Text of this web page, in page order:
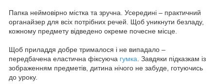
Папка неймовірно містка та зручна. Усередині – практичний
органайзер для всіх потрібних речей. Щоб уникнути безладу,
кожному предмету відведено окреме почесне місце.
Щоб приладдя добре трималося і не випадало –
передбачена еластична фіксуюча гумка . Завдяки підказкам із
зображенням предметів, дитина нічого не забуде, готуючись
до уроку.